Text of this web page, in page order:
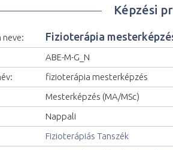
Képzési
neve: Fizioterápia
ABE-M-G_N
fizioterápia mesterképzés
Mesterképzés (MA/MSc)
Nappali
Fizioterápiás Tanszék